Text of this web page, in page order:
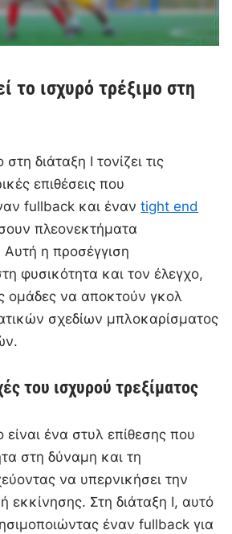
το ισχυρό τρέξιμο στη
διάταξη I τονίζει τις
επιθέσεις που
fullback και ένανtight end
πλεονεκτήματα
η προσέγγιση
φυσικότητα και τον έλεγχο,
ομάδες να αποκτούν γκολ
σχεδίων μπλοκαρίσματος
του ισχυρού τρεξίματος
είναι ένα στυλ επίθεσης που
στη δύναμη και τη
να υπερνικήσει την
εκκίνησης. Στη διάταξη I, αυτό
έναν fullback για